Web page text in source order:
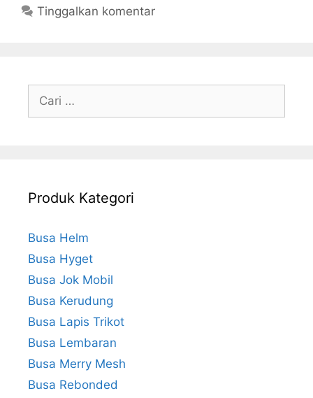
Tinggalkan komentar
Cari
Produk Kategori
Busa Helm
Busa Hyget
Busa Jok Mobil
Busa Kerudung
Busa Lapis Trikot
Busa Lembaran
Busa Merry Mesh
Busa Rebonded